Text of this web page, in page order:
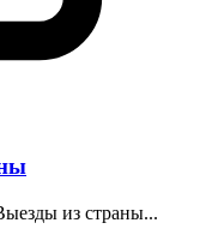
из страны...